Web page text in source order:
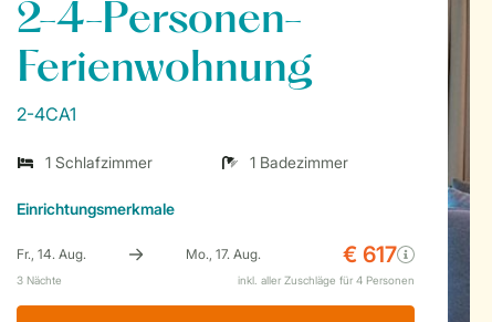
2-4-Personen-
Ferienwohnung
2-4CA1
1 Schlafzimmer 1 Badezimmer
Einrichtungsmerkmale